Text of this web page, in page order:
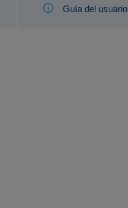
Guía del usuario